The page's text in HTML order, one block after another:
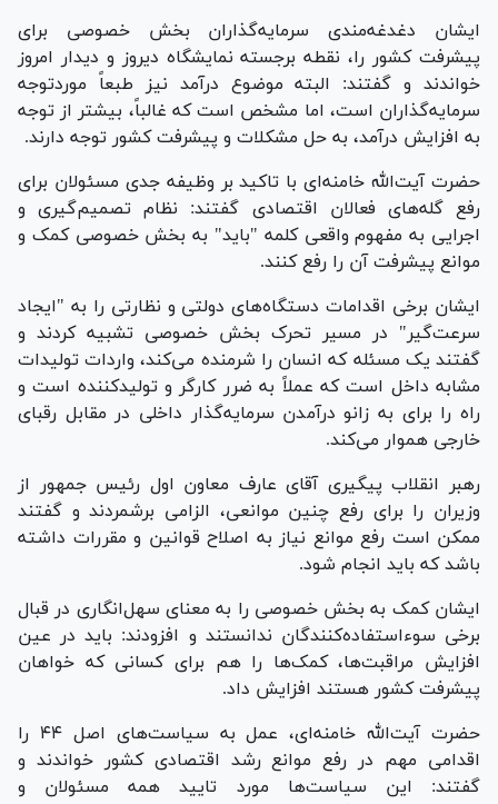
ایشان دغدغه‌مندی سرمایه‌گذاران بخش خصوصی برای
پیشرفت کشور را، نقطه برجسته نمایشگاه دیروز و دیدار امروز
خواندند و گفتند: البته موضوع درآمد نیز طبعاً موردتوجه
سرمایه‌گذاران است، اما مشخص است که غالباً، بیشتر از توجه
به افزایش درآمد، به حل مشکلات و پیشرفت کشور توجه دارند.
حضرت آیت‌الله خامنه‌ای با تاکید بر وظیفه جدی مسئولان برای
رفع گله‌های فعالان اقتصادی گفتند: نظام تصمیم‌گیری و
اجرایی به مفهوم واقعی کلمه "باید" به بخش خصوصی کمک و
موانع پیشرفت آن را رفع کنند.
ایشان برخی اقدامات دستگاه‌های دولتی و نظارتی را به "ایجاد
سرعت‌گیر" در مسیر تحرک بخش خصوصی تشبیه کردند و
گفتند یک مسئله که انسان را شرمنده می‌کند، واردات تولیدات
مشابه داخل است که عملاً به ضرر کارگر و تولیدکننده است و
راه را برای به زانو درآمدن سرمایه‌گذار داخلی در مقابل رقبای
خارجی هموار می‌کند.
رهبر انقلاب پیگیری آقای عارف معاون اول رئیس جمهور از
وزیران را برای رفع چنین موانعی، الزامی برشمردند و گفتند
ممکن است رفع موانع نیاز به اصلاح قوانین و مقررات داشته
باشد که باید انجام شود.
ایشان کمک به بخش خصوصی را به معنای سهل‌‍‌انگاری در قبال
برخی سوءاستفاده‌کنندگان ندانستند و افزودند: باید در عین
افزایش مراقبت‌ها، کمک‌ها را هم برای کسانی که خواهان
پیشرفت کشور هستند افزایش داد.
حضرت آیت‌الله خامنه‌ای، عمل به سیاست‌های اصل ۴۴ را
اقدامی مهم در رفع موانع رشد اقتصادی کشور خواندند و
گفتند: این سیاست‌ها مورد تایید همه مسئولان و